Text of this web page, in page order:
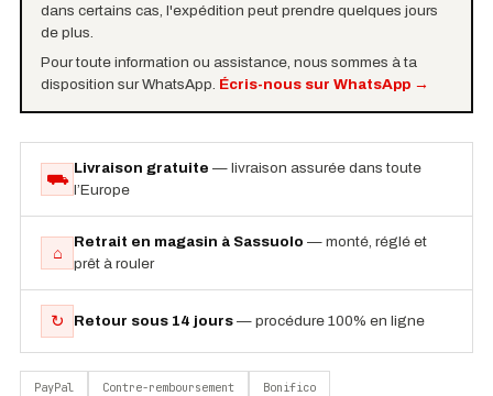
dans certains cas, l'expédition peut prendre quelques jours
de plus.
Pour toute information ou assistance, nous sommes à ta
disposition sur WhatsApp. Écris-nous sur WhatsApp→
⛟
Livraison gratuite — livraison assurée dans toute
l’Europe
⌂
Retrait en magasin à Sassuolo — monté, réglé et
prêt à rouler
↻ Retour sous 14 jours — procédure 100% en ligne
PayPal Contre-remboursement Bonifico